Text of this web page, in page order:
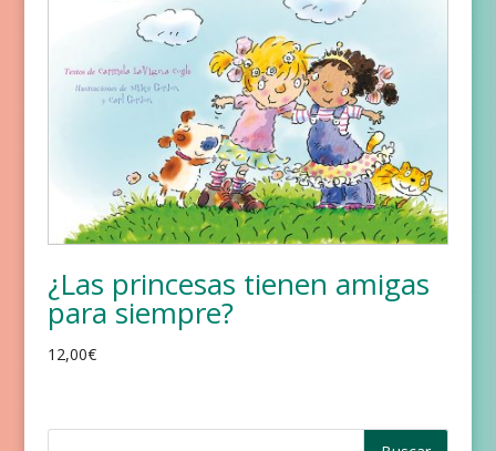
¿Las princesas tienen amigas
para siempre?
12,00€